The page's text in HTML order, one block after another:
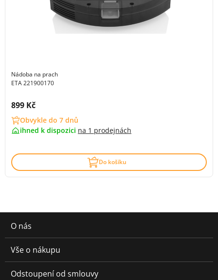
Nádoba na prach
ETA 221900170
Cena s DPH:
899 Kč
Obvykle do 7 dnů
ihned k dispozici na 1 prodejnách
Do košíku
O nás
Vše o nákupu
Odstoupení od smlouvy